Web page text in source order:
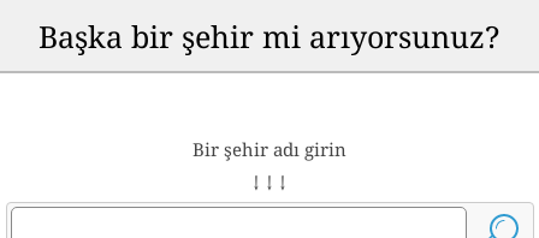
Başka bir şehir mi arıyorsunuz?
Bir şehir adı girin
↓ ↓ ↓